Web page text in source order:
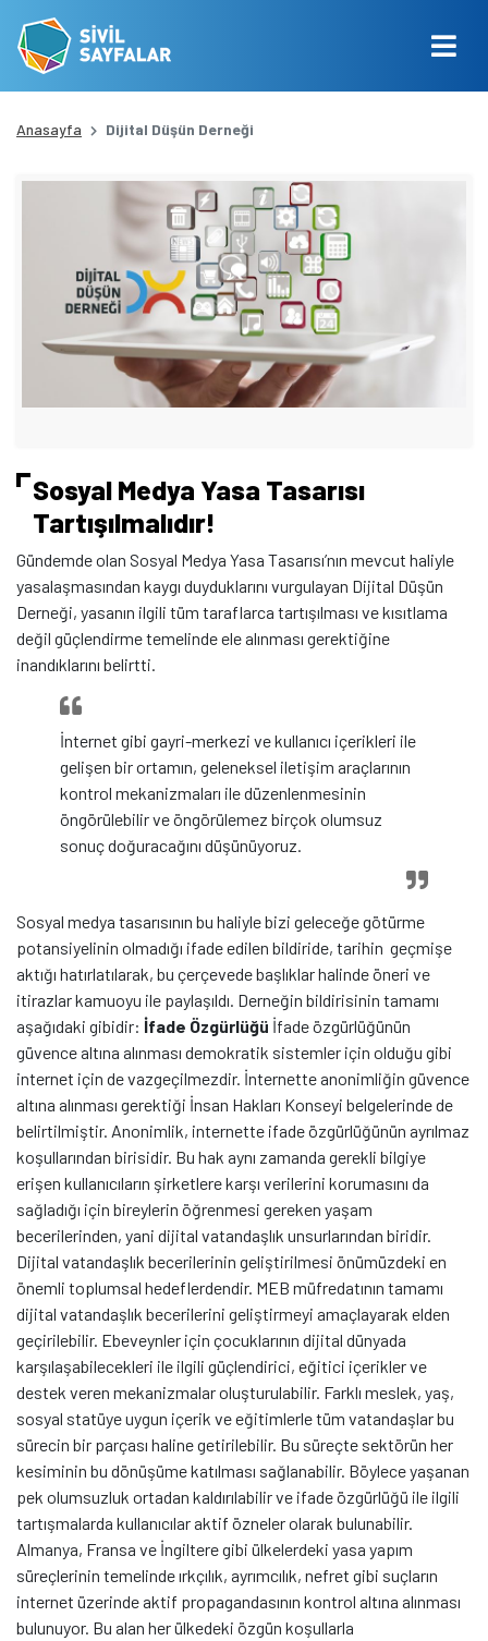
Anasayfa Dijital Düşün Derneği
Sosyal Medya Yasa Tasarısı
Tartışılmalıdır!
Gündemde olan Sosyal Medya Yasa Tasarısı’nın mevcut haliyle
yasalaşmasından kaygı duyduklarını vurgulayan Dijital Düşün
Derneği, yasanın ilgili tüm taraflarca tartışılması ve kısıtlama
değil güçlendirme temelinde ele alınması gerektiğine
inandıklarını belirtti.
İnternet gibi gayri-merkezi ve kullanıcı içerikleri ile
gelişen bir ortamın, geleneksel iletişim araçlarının
kontrol mekanizmaları ile düzenlenmesinin
öngörülebilir ve öngörülemez birçok olumsuz
sonuç doğuracağını düşünüyoruz.
Sosyal medya tasarısının bu haliyle bizi geleceğe götürme
potansiyelinin olmadığı ifade edilen bildiride, tarihin geçmişe
aktığı hatırlatılarak, bu çerçevede başlıklar halinde öneri ve
itirazlar kamuoyu ile paylaşıldı. Derneğin bildirisinin tamamı
aşağıdaki gibidir: İfade Özgürlüğü İfade özgürlüğünün
güvence altına alınması demokratik sistemler için olduğu gibi
internet için de vazgeçilmezdir. İnternette anonimliğin güvence
altına alınması gerektiği İnsan Hakları Konseyi belgelerinde de
belirtilmiştir. Anonimlik, internette ifade özgürlüğünün ayrılmaz
koşullarından birisidir. Bu hak aynı zamanda gerekli bilgiye
erişen kullanıcıların şirketlere karşı verilerini korumasını da
sağladığı için bireylerin öğrenmesi gereken yaşam
becerilerinden, yani dijital vatandaşlık unsurlarından biridir.
Dijital vatandaşlık becerilerinin geliştirilmesi önümüzdeki en
önemli toplumsal hedeflerdendir. MEB müfredatının tamamı
dijital vatandaşlık becerilerini geliştirmeyi amaçlayarak elden
geçirilebilir. Ebeveynler için çocuklarının dijital dünyada
karşılaşabilecekleri ile ilgili güçlendirici, eğitici içerikler ve
destek veren mekanizmalar oluşturulabilir. Farklı meslek, yaş,
sosyal statüye uygun içerik ve eğitimlerle tüm vatandaşlar bu
sürecin bir parçası haline getirilebilir. Bu süreçte sektörün her
kesiminin bu dönüşüme katılması sağlanabilir. Böylece yaşanan
pek olumsuzluk ortadan kaldırılabilir ve ifade özgürlüğü ile ilgili
tartışmalarda kullanıcılar aktif özneler olarak bulunabilir.
Almanya, Fransa ve İngiltere gibi ülkelerdeki yasa yapım
süreçlerinin temelinde ırkçılık, ayrımcılık, nefret gibi suçların
internet üzerinde aktif propagandasının kontrol altına alınması
bulunuyor. Bu alan her ülkedeki özgün koşullarla